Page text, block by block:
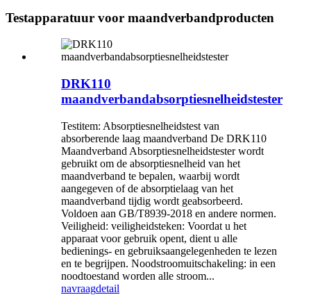
Testapparatuur voor maandverbandproducten
DRK110
maandverbandabsorptiesnelheidstester
Testitem: Absorptiesnelheidstest van
absorberende laag maandverband De DRK110
Maandverband Absorptiesnelheidstester wordt
gebruikt om de absorptiesnelheid van het
maandverband te bepalen, waarbij wordt
aangegeven of de absorptielaag van het
maandverband tijdig wordt geabsorbeerd.
Voldoen aan GB/T8939-2018 en andere normen.
Veiligheid: veiligheidsteken: Voordat u het
apparaat voor gebruik opent, dient u alle
bedienings- en gebruiksaangelegenheden te lezen
en te begrijpen. Noodstroomuitschakeling: in een
noodtoestand worden alle stroom...
navraagdetail